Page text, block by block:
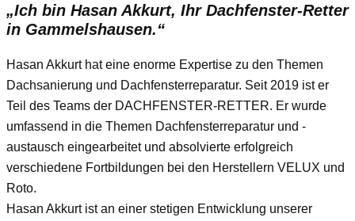
„Ich bin Hasan Akkurt, Ihr Dachfenster-Retter
in Gammelshausen.“
Hasan Akkurt hat eine enorme Expertise zu den Themen
Dachsanierung und Dachfensterreparatur. Seit 2019 ist er
Teil des Teams der DACHFENSTER-RETTER. Er wurde
umfassend in die Themen Dachfensterreparatur und -
austausch eingearbeitet und absolvierte erfolgreich
verschiedene Fortbildungen bei den Herstellern VELUX und
Roto.
Hasan Akkurt ist an einer stetigen Entwicklung unserer